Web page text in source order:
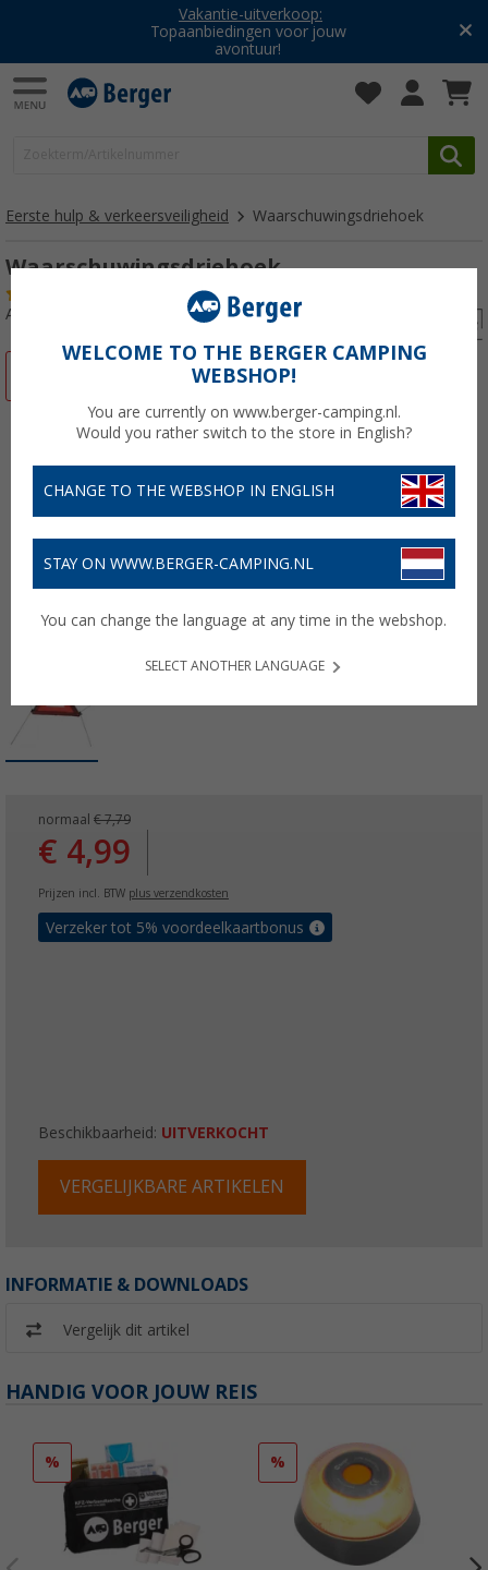
Vakantie-uitverkoop:
Topaanbiedingen voor jouw
avontuur!
Eerste hulp & verkeersveiligheid Waarschuwingsdriehoek
Waarschuwingsdriehoek
Artikelnr: 115840
normaal € 7,79
€ 4,99
Prijzen incl. BTW plus verzendkosten
Verzeker tot 5% voordeelkaartbonus
Beschikbaarheid: UITVERKOCHT
VERGELIJKBARE ARTIKELEN
INFORMATIE & DOWNLOADS
Vergelijk dit artikel
HANDIG VOOR JOUW REIS
% %
WELCOME TO THE BERGER CAMPING
WEBSHOP!
You are currently on www.berger-camping.nl.
Would you rather switch to the store in English?
CHANGE TO THE WEBSHOP IN ENGLISH
STAY ON WWW.BERGER-CAMPING.NL
You can change the language at any time in the webshop.
SELECT ANOTHER LANGUAGE